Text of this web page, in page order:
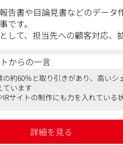
告書や目論見書などのデータ
です。
して、担当先への顧客対応、
を一貫してコントロールする
が、お客様からの信頼となり
度の高いポジションです。
品目、同社サービスの拡販。
、見積/請求書作成等。
からの一言
約60％と取り引きがあり、高いシ
ています
サイトの制作にも力を入れている
やすく安定した環境です
詳細を見る